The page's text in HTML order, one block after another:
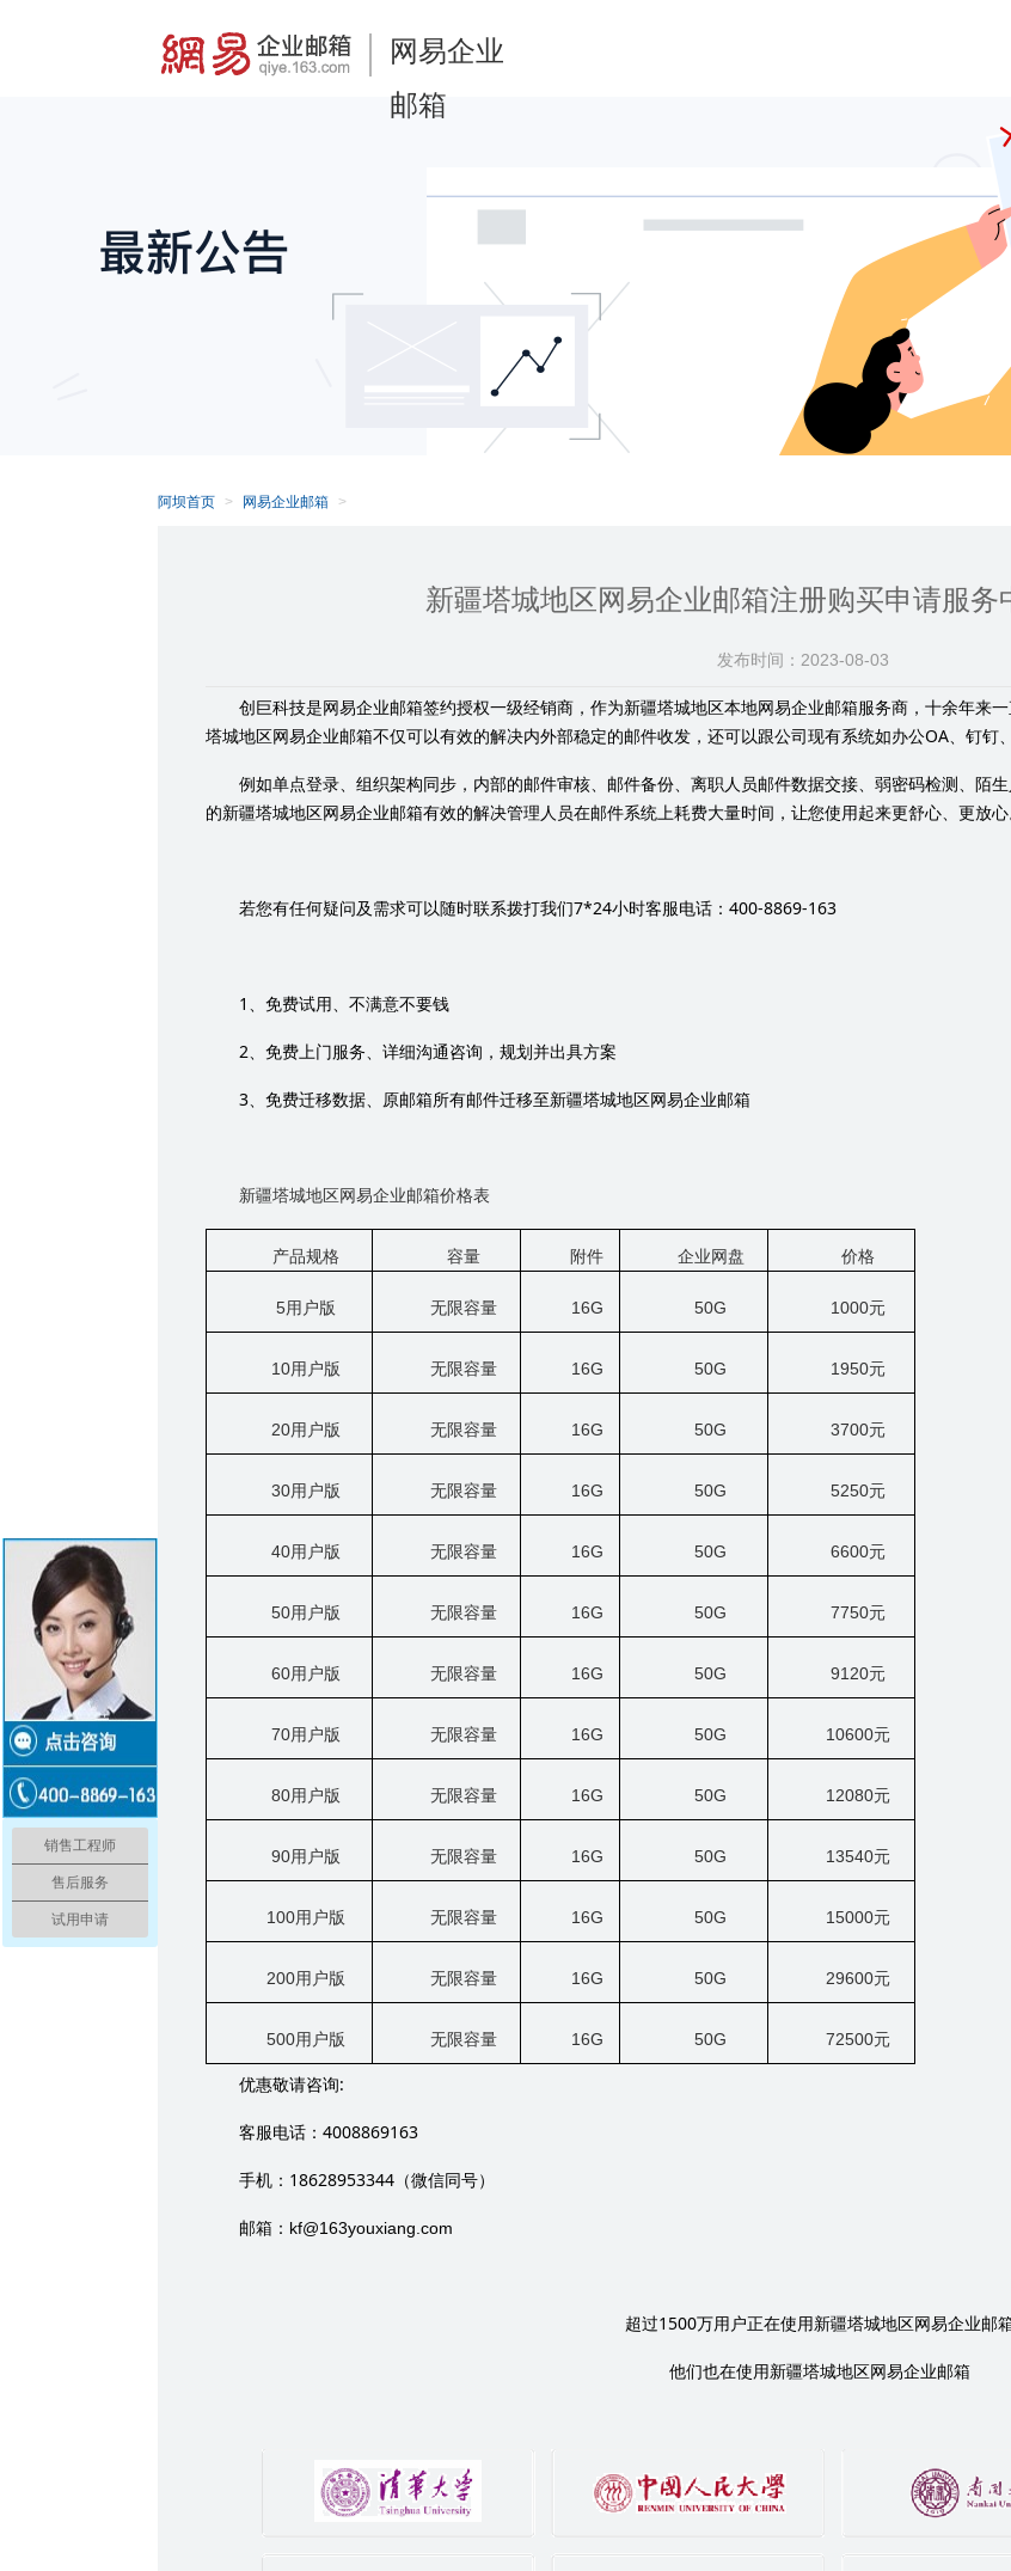
网易企业
邮箱
阿坝首页 网易企业邮箱
新疆塔城地区网易企业邮箱注册购买申请服务
发布时间： 2023-08-03
创巨科技是网易企业邮箱签约授权一级经销商，作为新疆塔城地区本地网易企业邮箱服务商，十余年来
塔城地区网易企业邮箱不仅可以有效的解决内外部稳定的邮件收发，还可以跟公司现有系统如办公OA 、钉钉
例如单点登录、组织架构同步，内部的邮件审核、邮件备份、离职人员邮件数据交接、弱密码检测、陌
的新疆塔城地区网易企业邮箱有效的解决管理人员在邮件系统上耗费大量时间，让您使用起来更舒心、更放心
若您有任何疑问及需求可以随时联系拨打我们7*24小时客服电话： 400-8869-163
1 、免费试用、不满意不要钱
2 、免费上门服务、详细沟通咨询，规划并出具方案
3 、免费迁移数据、原邮箱所有邮件迁移至新疆塔城地区网易企业邮箱
新疆塔城地区网易企业邮箱价格表
产品规格 容量 附件 企业网盘 价格
5用户版 无限容量 16G 50G 1000元
10用户版 无限容量 16G 50G 1950元
20用户版 无限容量 16G 50G 3700元
30用户版 无限容量 16G 50G 5250元
40用户版 无限容量 16G 50G 6600元
50用户版 无限容量 16G 50G 7750元
60用户版 无限容量 16G 50G 9120元
70用户版 无限容量 16G 50G 10600元
80用户版 无限容量 16G 50G 12080元
90用户版 无限容量 16G 50G 13540元
100用户版 无限容量 16G 50G 15000元
200用户版 无限容量 16G 50G 29600元
500用户版 无限容量 16G 50G 72500元
优惠敬请咨询:
客服电话： 4008869163
手机： 18628953344 （微信同号）
邮箱： kf@163youxiang.com
超过1500万用户正在使用新疆塔城地区网易企业邮
他们也在使用新疆塔城地区网易企业邮箱
销售工程师
售后服务
试用申请